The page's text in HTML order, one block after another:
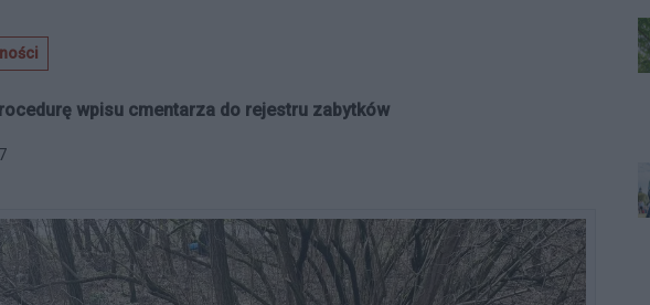
wpisu cmentarza do rejestru zabytków